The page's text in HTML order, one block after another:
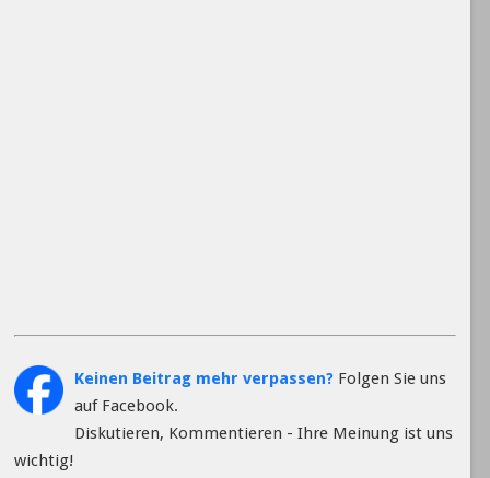
Keinen Beitrag mehr verpassen?Folgen Sie uns
auf Facebook.
Diskutieren, Kommentieren - Ihre Meinung ist uns
wichtig!